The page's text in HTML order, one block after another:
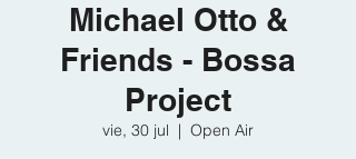
Michael Otto &
Friends - Bossa
Project
vie, 30 jul
  |
Open Air